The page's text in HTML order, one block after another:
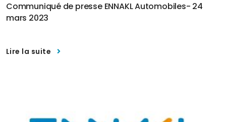
Communiqué de presse ENNAKL Automobiles- 24
mars 2023
Lire la suite